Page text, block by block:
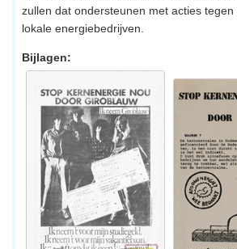
zullen dat ondersteunen met acties
lokale energiebedrijven.
Bijlagen: